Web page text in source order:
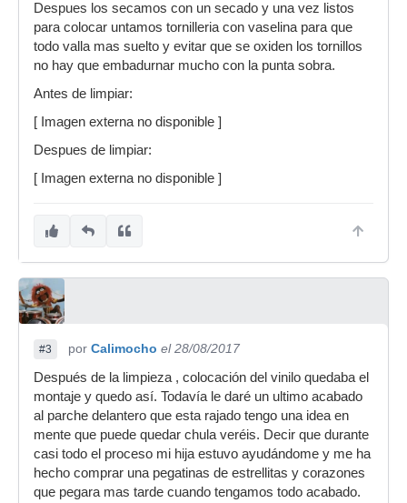
Despues los secamos con un secado y una vez listos
para colocar untamos tornilleria con vaselina para que
todo valla mas suelto y evitar que se oxiden los tornillos
no hay que embadurnar mucho con la punta sobra.
Antes de limpiar:
[ Imagen externa no disponible ]
Despues de limpiar:
[ Imagen externa no disponible ]
#3 por Calimocho el 28/08/2017
Después de la limpieza , colocación del vinilo quedaba el
montaje y quedo así. Todavía le daré un ultimo acabado
al parche delantero que esta rajado tengo una idea en
mente que puede quedar chula veréis. Decir que durante
casi todo el proceso mi hija estuvo ayudándome y me ha
hecho comprar una pegatinas de estrellitas y corazones
que pegara mas tarde cuando tengamos todo acabado.